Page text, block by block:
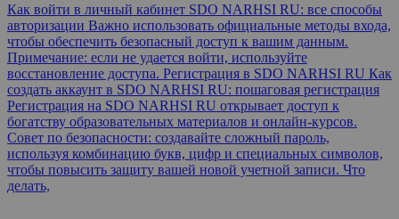
Как войти в личный кабинет SDO NARHSI RU: все способы
авторизации Важно использовать официальные методы входа,
чтобы обеспечить безопасный доступ к вашим данным.
Примечание: если не удается войти, используйте
восстановление доступа. Регистрация в SDO NARHSI RU Как
создать аккаунт в SDO NARHSI RU: пошаговая регистрация
Регистрация на SDO NARHSI RU открывает доступ к
богатству образовательных материалов и онлайн-курсов.
Совет по безопасности: создавайте сложный пароль,
используя комбинацию букв, цифр и специальных символов,
чтобы повысить защиту вашей новой учетной записи. Что
делать,